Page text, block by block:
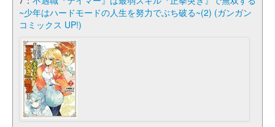
~少年はハードモードの人生を努力でぶち破る~(2) (ガンガン
コミックス UP!)